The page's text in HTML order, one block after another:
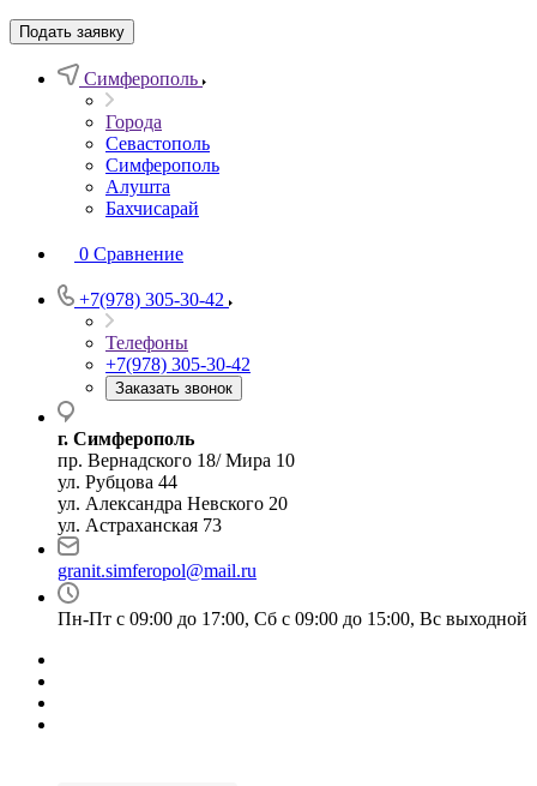
Подать заявку
Симферополь
Города
Севастополь
Симферополь
Алушта
Бахчисарай
0 Сравнение
+7(978) 305-30-42
Телефоны
+7(978) 305-30-42
Заказать звонок
г. Симферополь
пр. Вернадского 18/ Мира 10
ул. Рубцова 44
ул. Александра Невского 20
ул. Астраханская 73
granit.simferopol@mail.ru
Пн-Пт с 09:00 до 17:00, Сб с 09:00 до 15:00, Вс выходной